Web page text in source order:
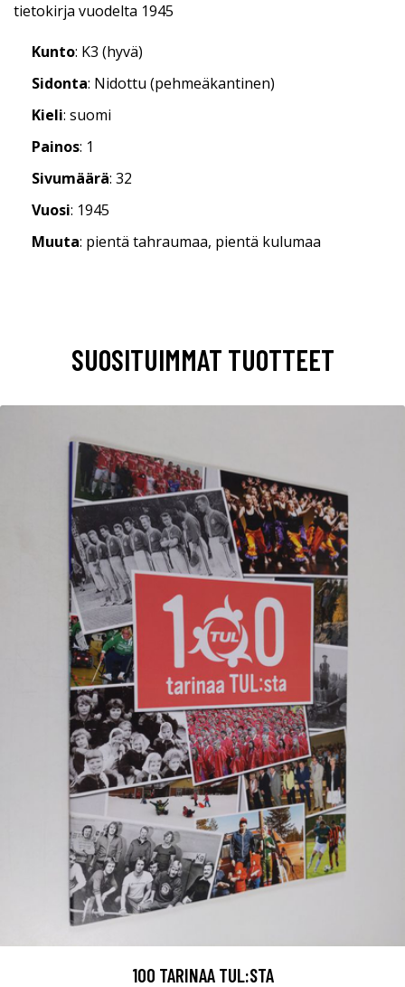
tietokirja vuodelta 1945
Kunto: K3 (hyvä)
Sidonta: Nidottu (pehmeäkantinen)
Kieli: suomi
Painos: 1
Sivumäärä: 32
Vuosi: 1945
Muuta: pientä tahraumaa, pientä kulumaa
SUOSITUIMMAT TUOTTEET
100 TARINAA TUL:STA